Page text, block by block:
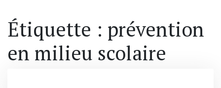
Étiquette : prévention
en milieu scolaire